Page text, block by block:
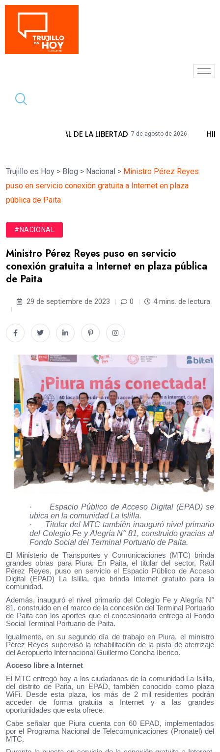
7 de agosto de 2026 HIDRANDINA
Trujillo es Hoy > Blog > Nacional > Ministro Pérez Reyes
puso en servicio conexión gratuita a Internet en plaza
pública de Paita
#NACIONAL
Ministro Pérez Reyes puso en servicio
conexión gratuita a Internet en plaza pública
de Paita
29 de septiembre de 2023 0 4 mins. de lectura
·
Espacio Público de Acceso Digital (EPAD) se
ubica en la comunidad La Islilla.
·
Titular del MTC también inauguró nivel primario
del Colegio Fe y Alegría N° 81, construido gracias al
Fondo Social del Terminal Portuario de Paita.
El Ministerio de Transportes y Comunicaciones (MTC) brinda
grandes obras para Piura. En Paita, el titular del sector, Raúl
Pérez Reyes, puso en servicio el Espacio Público de Acceso
Digital (EPAD) La Islilla, que brinda Internet gratuito para la
comunidad.
Además, inauguró el nivel primario del Colegio Fe y Alegría N°
81, construido en el marco de la concesión del Terminal Portuario
de Paita con los aportes que el concesionario entrega al Fondo
Social Terminal Portuario de Paita.
Igualmente, en su segundo día de trabajo en Piura, el ministro
Pérez Reyes supervisó la rehabilitación de la pista de aterrizaje
del Aeropuerto Internacional Guillermo Concha Iberico.
Acceso libre a Internet
El MTC entregó hoy a los ciudadanos de la comunidad La Islilla,
del distrito de Paita, un EPAD, también conocido como plaza
WiFi. Desde esta plaza, los más de 2 mil residentes podrán
acceder de forma gratuita a Internet y a las grandes
oportunidades que esta ofrece.
Cabe señalar que Piura cuenta con 60 EPAD, implementados
por el Programa Nacional de Telecomunicaciones (Pronatel) del
MTC.